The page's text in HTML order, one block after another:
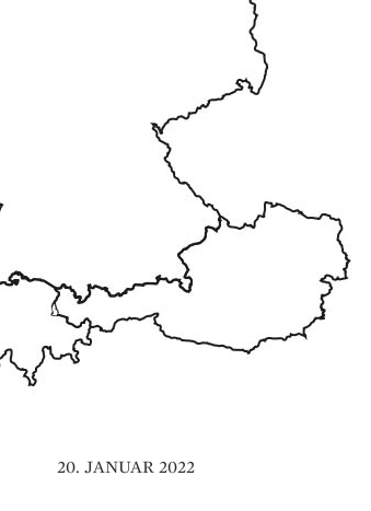
20. JANUAR 2022